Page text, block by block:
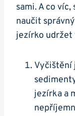
sami. A co‌
naučit
jezírko udržet
Vyčištění
jezírka a